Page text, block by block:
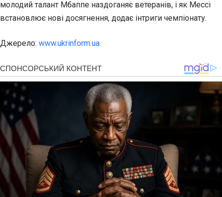
молодий талант Мбаппе наздоганяє ветеранів, і як Мессі
встановлює нові досягнення, додає інтриги чемпіонату.
Джерело: www.ukrinform.ua